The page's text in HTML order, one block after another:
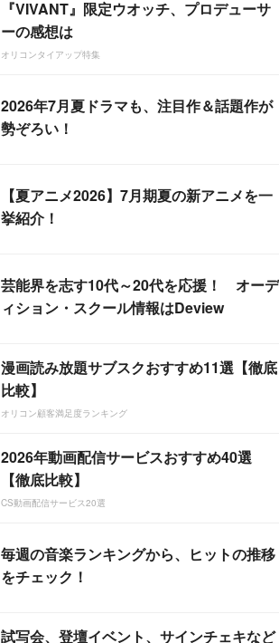
『VIVANT』限定ウオッチ、プロデューサ
ーの感想は
オリコンタイアップ特集
2026年7月夏ドラマも、注目作＆話題作が
勢ぞろい！
【夏アニメ2026】7月期夏の新アニメを一
挙紹介！
芸能界を志す10代～20代を応援！ オーデ
ィション・スクール情報はDeview
漫画読み放題サブスクおすすめ11選【徹底
比較】
オリコン顧客満足度ランキング
2026年動画配信サービスおすすめ40選
【徹底比較】
CS動画配信サービス20選
毎週の音楽ランキングから、ヒットの推移
をチェック！
試写会、登壇イベント、サインチェキなど